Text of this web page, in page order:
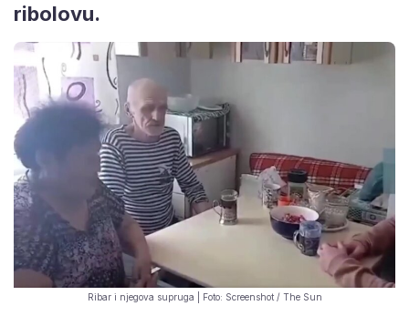
ribolovu.
Ribar i njegova supruga | Foto: Screenshot / The Sun